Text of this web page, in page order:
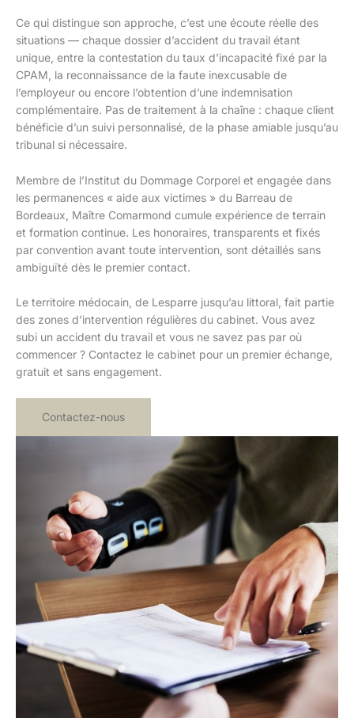
Ce qui distingue son approche, c’est une écoute réelle des
situations — chaque dossier d’accident du travail étant
unique, entre la contestation du taux d’incapacité fixé par la
CPAM, la reconnaissance de la faute inexcusable de
l’employeur ou encore l’obtention d’une indemnisation
complémentaire. Pas de traitement à la chaîne : chaque client
bénéficie d’un suivi personnalisé, de la phase amiable jusqu’au
tribunal si nécessaire.
Membre de l’Institut du Dommage Corporel et engagée dans
les permanences « aide aux victimes » du Barreau de
Bordeaux, Maître Comarmond cumule expérience de terrain
et formation continue. Les honoraires, transparents et fixés
par convention avant toute intervention, sont détaillés sans
ambiguïté dès le premier contact.
Le territoire médocain, de Lesparre jusqu’au littoral, fait partie
des zones d’intervention régulières du cabinet. Vous avez
subi un accident du travail et vous ne savez pas par où
commencer ? Contactez le cabinet pour un premier échange,
gratuit et sans engagement.
Contactez-nous